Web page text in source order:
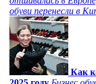
обуви перенесли в
Как